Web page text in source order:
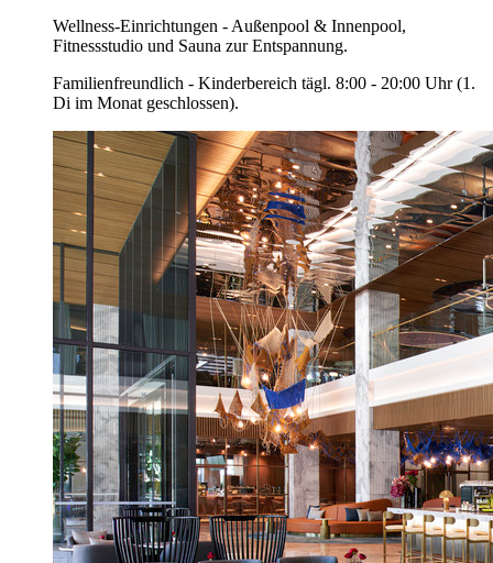
Wellness-Einrichtungen - Außenpool & Innenpool,
Fitnessstudio und Sauna zur Entspannung.
Familienfreundlich - Kinderbereich tägl. 8:00 - 20:00 Uhr (1.
Di im Monat geschlossen).